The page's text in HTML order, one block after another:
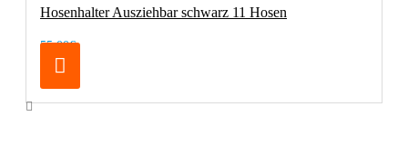
Hosenhalter Ausziehbar schwarz 11 Hosen
55,00€